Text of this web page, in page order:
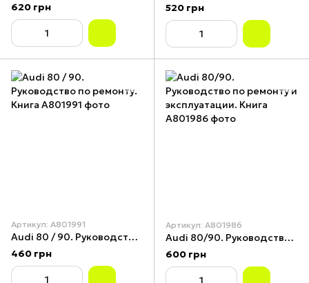
620 грн
520 грн
Артикул: A801991
Audi 80 / 90. Руководство по ремонту. Книга
460 грн
Артикул: A801986
Audi 80/90. Руководство по ремонту и эксплуатации. Книга
600 грн